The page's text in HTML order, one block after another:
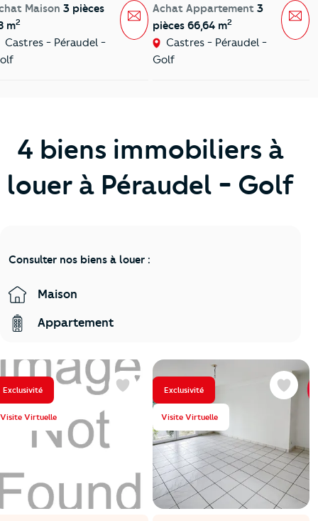
Maison 3 pièces
m2
Castres - Péraudel -
Message
Achat Appartement 3
pièces 66,64 m2
Castres - Péraudel -
Golf
4 biens immobiliers à
louer à Péraudel - Golf
Consulter nos biens à louer :
Maison
Appartement
Exclusivité
Visite Virtuelle
Favoris Exclusivité
Visite Virtuelle
Favoris